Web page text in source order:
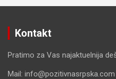
Kontakt
Pratimo za Vas najaktuelnija
Mail: info@pozitivnasrpska.com